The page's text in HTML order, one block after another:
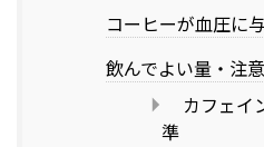
コーヒーが血圧に
飲んでよい量・注
カフェイ
準